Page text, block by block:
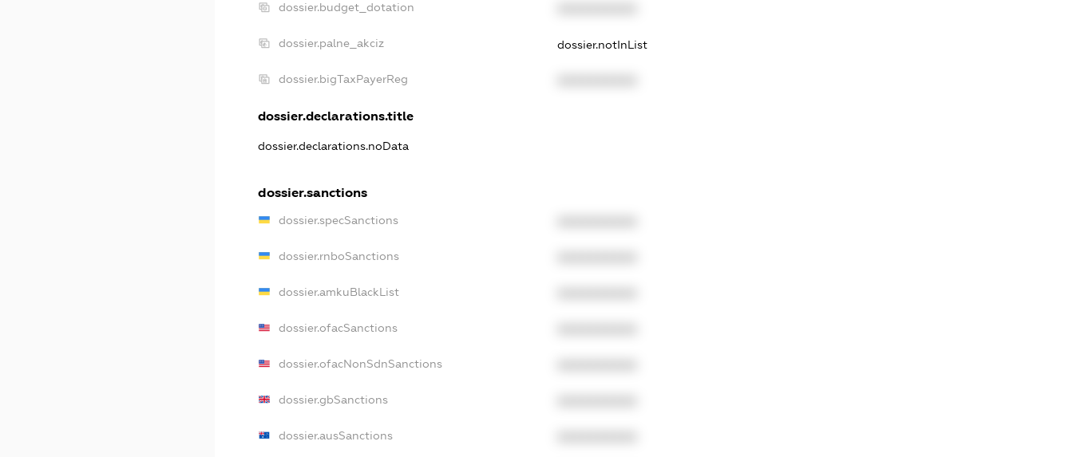
dossier.budget_dotation
dossier.palne_akciz dossier.notInList
dossier.bigTaxPayerReg
dossier.declarations.title
dossier.declarations.noData
dossier.sanctions
dossier.specSanctions
dossier.rnboSanctions
dossier.amkuBlackList
dossier.ofacSanctions
dossier.ofacNonSdnSanctions
dossier.gbSanctions
dossier.ausSanctions